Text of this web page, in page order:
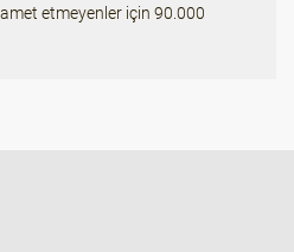
etmeyenler için 90.000